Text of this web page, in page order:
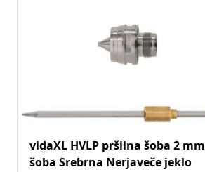
vidaXL HVLP pršilna šoba 2 mm
šoba Srebrna Nerjaveče jeklo